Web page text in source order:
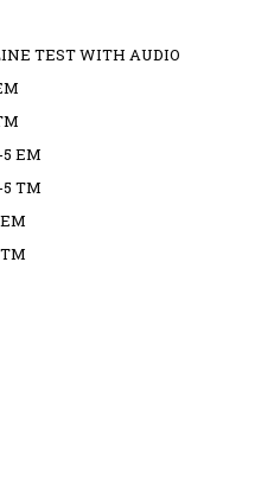
TEST WITH AUDIO
5 EM
5 TM